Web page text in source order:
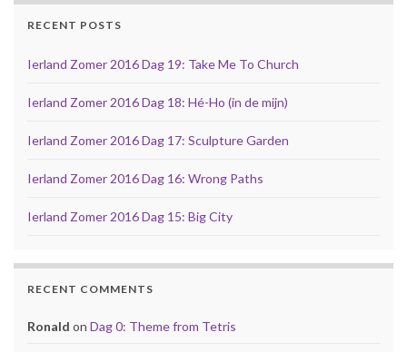
RECENT POSTS
Ierland Zomer 2016 Dag 19: Take Me To Church
Ierland Zomer 2016 Dag 18: Hé-Ho (in de mijn)
Ierland Zomer 2016 Dag 17: Sculpture Garden
Ierland Zomer 2016 Dag 16: Wrong Paths
Ierland Zomer 2016 Dag 15: Big City
RECENT COMMENTS
Ronald on Dag 0: Theme from Tetris